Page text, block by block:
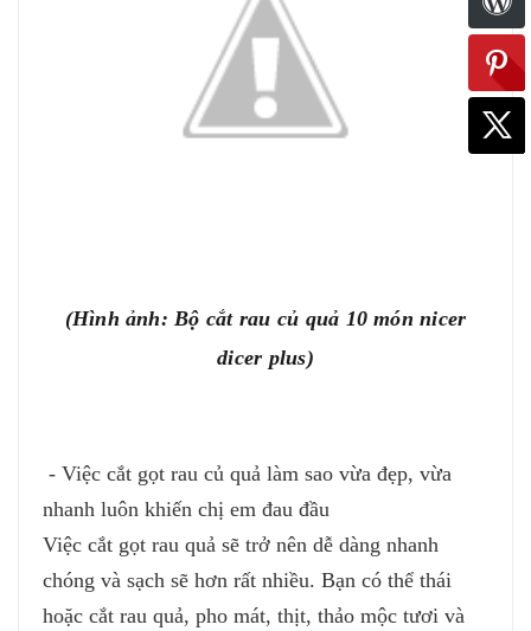
(Hình ảnh: Bộ cắt rau củ quả 10 món nicer
dicer plus)
- Việc cắt gọt rau củ quả làm sao vừa đẹp, vừa
nhanh luôn khiến chị em đau đầu
Việc cắt gọt rau quả sẽ trở nên dễ dàng nhanh
chóng và sạch sẽ hơn rất nhiều. Bạn có thể thái
hoặc cắt rau quả, pho mát, thịt, thảo mộc tươi và